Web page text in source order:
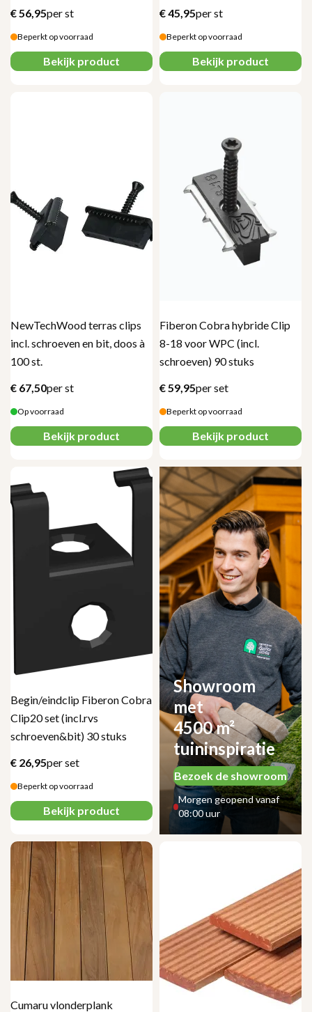
€56,95per st
Beperkt op voorraad
Bekijk product
€45,95per st
Beperkt op voorraad
Bekijk product
NewTechWood terras clips
incl. schroeven en bit, doos à
100 st.
€ 67,50per st
Op voorraad
Bekijk product
Fiberon Cobra hybride Clip
8-18 voor WPC (incl.
schroeven) 90 stuks
€59,95per set
Beperkt op voorraad
Bekijk product
Begin/eindclip Fiberon Cobra
Clip20 set (incl.rvs
schroeven&bit) 30 stuks
€ 26,95per set
Beperkt op voorraad
Bekijk product
Showroom
met
4500 m²
tuininspiratie
Bezoek de showroom
Morgen geopend vanaf
08:00 uur
Cumaru vlonderplank